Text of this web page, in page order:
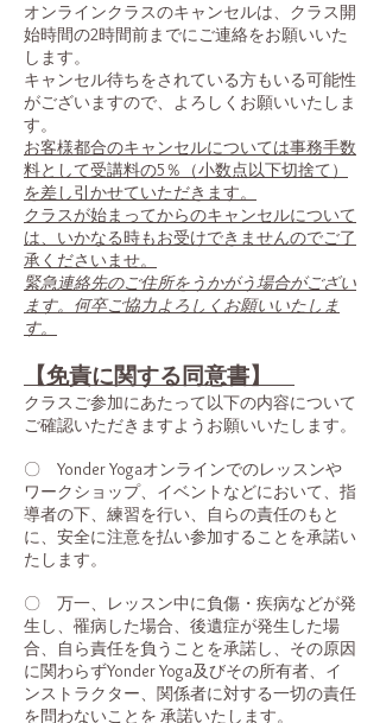
オンラインクラスのキャンセルは、クラス開
始時間の2時間前までにご連絡をお願いいた
します。
キャンセル待ちをされている方もいる可能性
がございますので、よろしくお願いいたしま
す。
お客様都合のキャンセルについては事務手数
料として受講料の5％（小数点以下切捨て）
を差し引かせていただきます。​
クラスが始まってからのキャンセルについて
は、いかなる時もお受けできませんのでご了
承くださいませ。
緊急連絡先のご住所をうかがう場合がござい
ます。何卒ご協力よろしくお願いいたしま
す。
【免責に関する同意書】
クラスご参加にあたって以下の内容について
ご確認いただきますようお願いいたします。
〇 Yonder Yogaオンラインでのレッスンや
ワークショップ、イベントなどにおいて、指
導者の下、練習を行い、自らの責任のもと
に、安全に注意を払い参加することを承諾い
たします。
〇 万一、レッスン中に負傷・疾病などが発
生し、罹病した場合、後遺症が発生した場
合、自ら責任を負うことを承諾し、その原因
に関わらずYonder Yoga及びその所有者、イ
ンストラクター、関係者に対する一切の責任
を問わないことを 承諾いたします。